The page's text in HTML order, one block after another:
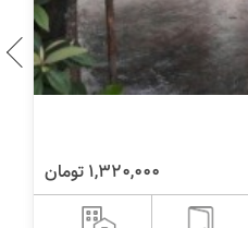
1,320,000 تومان